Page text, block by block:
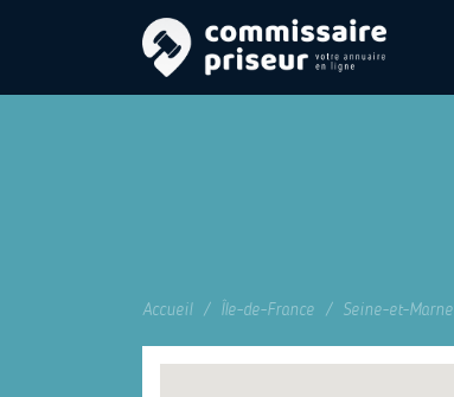
Accueil Île-de-France Seine-et-Marne